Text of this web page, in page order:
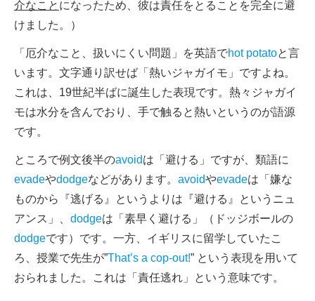
介なこと になったため、彼は責任をとることを完全に避
けました。）
「厄介なこと、扱いにくい問題」を英語でhot potatoと言
います。文字通り訳せば「熱いジャガイモ」ですよね。
これは、19世紀半ばに誕生した表現です。熱々ジャガイ
モは水分を含んでおり、手で触ると熱いというのが語源
です。
ところで例文後半のavoidは「避ける」ですが、類語に
evadeやdodgeなどがあります。 avoidやevadeは「嫌な
ものから『逃げる』というよりは『避ける』というニュ
アンス」、 dodgeは「素早く避ける」（ドッジボールの
dodgeです）です。一方、イギリスに留学していたこ
ろ、授業で先生が”That’s a cop-out!” という表現を用いて
おられました。これは「責任逃れ」という意味です。